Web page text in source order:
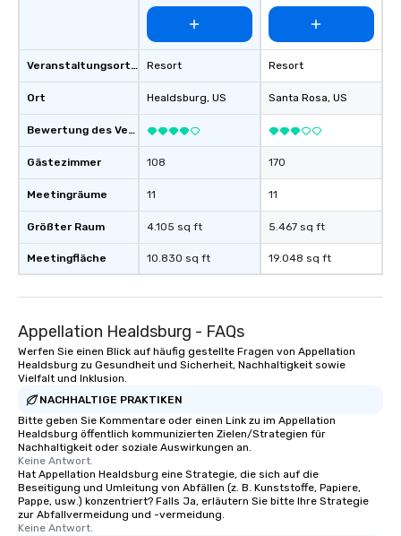
Veranstaltungsortstyp
Ort
Bewertung des Veranstaltungsortes
Gästezimmer
Meetingräume
Größter Raum
Meetingfläche
Resort
Healdsburg, US
108
11
4.105 sq ft
10.830 sq ft
Resort
Santa Rosa, US
170
11
5.467 sq ft
19.048 sq ft
Appellation Healdsburg - FAQs
Werfen Sie einen Blick auf häufig gestellte Fragen von Appellation
Healdsburg zu Gesundheit und Sicherheit, Nachhaltigkeit sowie
Vielfalt und Inklusion.
NACHHALTIGE PRAKTIKEN
Bitte geben Sie Kommentare oder einen Link zu im Appellation
Healdsburg öffentlich kommunizierten Zielen/Strategien für
Nachhaltigkeit oder soziale Auswirkungen an.
Keine Antwort.
Hat Appellation Healdsburg eine Strategie, die sich auf die
Beseitigung und Umleitung von Abfällen (z. B. Kunststoffe, Papiere,
Pappe, usw.) konzentriert? Falls Ja, erläutern Sie bitte Ihre Strategie
zur Abfallvermeidung und -vermeidung.
Keine Antwort.